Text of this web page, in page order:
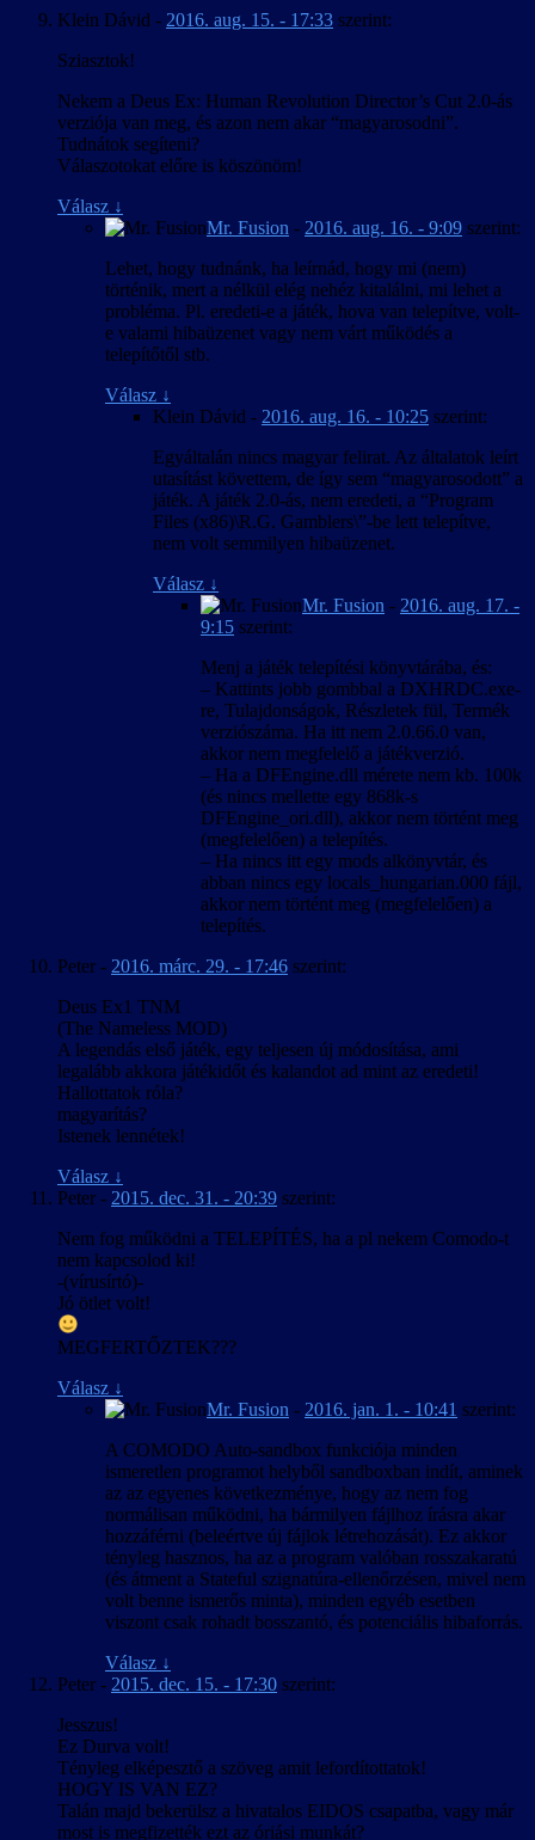
Klein Dávid - 2016. aug. 15. - 17:33 szerint:
Sziasztok!
Nekem a Deus Ex: Human Revolution Director’s Cut 2.0-ás
verziója van meg, és azon nem akar “magyarosodni”.
Tudnátok segíteni?
Válaszotokat előre is köszönöm!
Válasz ↓
Mr. Fusion - 2016. aug. 16. - 9:09 szerint:
Lehet, hogy tudnánk, ha leírnád, hogy mi (nem)
történik, mert a nélkül elég nehéz kitalálni, mi lehet a
probléma. Pl. eredeti-e a játék, hova van telepítve, volt-
e valami hibaüzenet vagy nem várt működés a
telepítőtől stb.
Válasz ↓
Klein Dávid - 2016. aug. 16. - 10:25 szerint:
Egyáltalán nincs magyar felirat. Az általatok leírt
utasítást követtem, de így sem “magyarosodott” a
játék. A játék 2.0-ás, nem eredeti, a “Program
Files (x86)\R.G. Gamblers\”-be lett telepítve,
nem volt semmilyen hibaüzenet.
Válasz ↓
Mr. Fusion - 2016. aug. 17. -
9:15 szerint:
Menj a játék telepítési könyvtárába, és:
– Kattints jobb gombbal a DXHRDC.exe-
re, Tulajdonságok, Részletek fül, Termék
verziószáma. Ha itt nem 2.0.66.0 van,
akkor nem megfelelő a játékverzió.
– Ha a DFEngine.dll mérete nem kb. 100k
(és nincs mellette egy 868k-s
DFEngine_ori.dll), akkor nem történt meg
(megfelelően) a telepítés.
– Ha nincs itt egy mods alkönyvtár, és
abban nincs egy locals_hungarian.000 fájl,
akkor nem történt meg (megfelelően) a
telepítés.
Peter - 2016. márc. 29. - 17:46 szerint:
Deus Ex1 TNM
(The Nameless MOD)
A legendás első játék, egy teljesen új módosítása, ami
legalább akkora játékidőt és kalandot ad mint az eredeti!
Hallottatok róla?
magyarítás?
Istenek lennétek!
Válasz ↓
Peter - 2015. dec. 31. - 20:39 szerint:
Nem fog működni a TELEPÍTÉS, ha a pl nekem Comodo-t
nem kapcsolod ki!
-(vírusírtó)-
Jó ötlet volt!
MEGFERTŐZTEK???
Válasz ↓
Mr. Fusion - 2016. jan. 1. - 10:41 szerint:
A COMODO Auto-sandbox funkciója minden
ismeretlen programot helyből sandboxban indít, aminek
az az egyenes következménye, hogy az nem fog
normálisan működni, ha bármilyen fájlhoz írásra akar
hozzáférni (beleértve új fájlok létrehozását). Ez akkor
tényleg hasznos, ha az a program valóban rosszakaratú
(és átment a Stateful szignatúra-ellenőrzésen, mivel nem
volt benne ismerős minta), minden egyéb esetben
viszont csak rohadt bosszantó, és potenciális hibaforrás.
Válasz ↓
Peter - 2015. dec. 15. - 17:30 szerint:
Jesszus!
Ez Durva volt!
Tényleg elképesztő a szöveg amit lefordítottatok!
HOGY IS VAN EZ?
Talán majd bekerülsz a hivatalos EIDOS csapatba, vagy már
most is megfizették ezt az óriási munkát?